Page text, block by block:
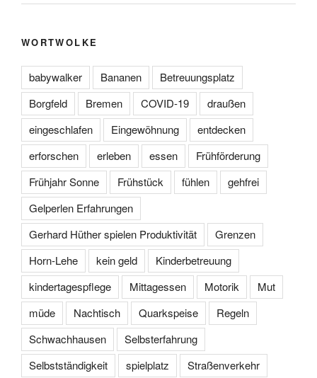
WORTWOLKE
babywalker Bananen
Betreuungsplatz
Borgfeld
Bremen COVID-19
draußen
eingeschlafen
Eingewöhnung
entdecken
erforschen
erleben essen
Frühförderung
Frühjahr Sonne
Frühstück fühlen
gehfrei
Gelperlen Erfahrungen
Gerhard Hüther spielen Produktivität
Grenzen
Horn-Lehe
kein geld
Kinderbetreuung
kindertagespflege
Mittagessen Motorik
Mut
müde
Nachtisch Quarkspeise
Regeln
Schwachhausen
Selbsterfahrung
Selbstständigkeit
spielplatz Straßenverkehr